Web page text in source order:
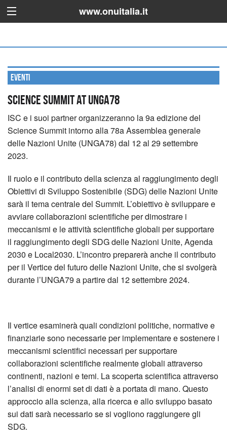
www.onuitalia.it
Eventi
Science Summit at UNGA78
ISC e i suoi partner organizzeranno la 9a edizione del
Science Summit intorno alla 78a Assemblea generale
delle Nazioni Unite (UNGA78) dal 12 al 29 settembre
2023.
Il ruolo e il contributo della scienza al raggiungimento degli
Obiettivi di Sviluppo Sostenibile (SDG) delle Nazioni Unite
sarà il tema centrale del Summit. L’obiettivo è sviluppare e
avviare collaborazioni scientifiche per dimostrare i
meccanismi e le attività scientifiche globali per supportare
il raggiungimento degli SDG delle Nazioni Unite, Agenda
2030 e Local2030. L’incontro preparerà anche il contributo
per il Vertice del futuro delle Nazioni Unite, che si svolgerà
durante l’UNGA79 a partire dal 12 settembre 2024.
Il vertice esaminerà quali condizioni politiche, normative e
finanziarie sono necessarie per implementare e sostenere i
meccanismi scientifici necessari per supportare
collaborazioni scientifiche realmente globali attraverso
continenti, nazioni e temi. La scoperta scientifica attraverso
l’analisi di enormi set di dati è a portata di mano. Questo
approccio alla scienza, alla ricerca e allo sviluppo basato
sui dati sarà necessario se si vogliono raggiungere gli
SDG.